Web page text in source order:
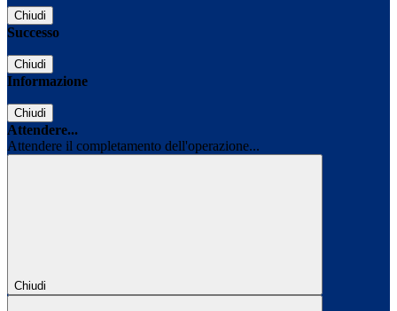
Chiudi
Successo
Chiudi
Informazione
Chiudi
Attendere...
Attendere il completamento dell'operazione...
Chiudi